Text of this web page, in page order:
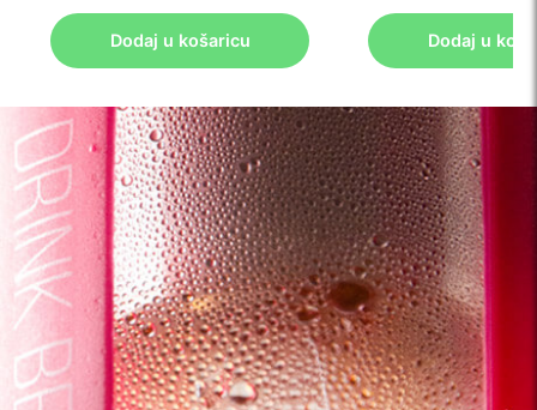
Dodaj u košaricu Dodaj u